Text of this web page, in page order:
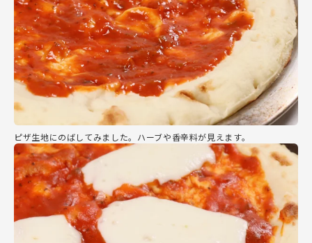
ピザ生地にのばしてみました。ハーブや香辛料が見えます。